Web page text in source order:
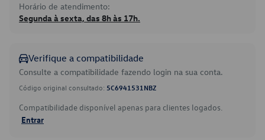
Horário de atendimento:
Segunda à sexta, das 8h às 17h.
Verifique a compatibilidade
Consulte a compatibilidade fazendo login na sua conta.
Código original consultado: 5C6941531NBZ
Compatibilidade disponível apenas para clientes logados.
Entrar